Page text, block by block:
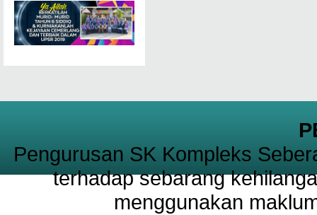
Pengurusan SK Kompleks
terhadap sebarang
menggunakan